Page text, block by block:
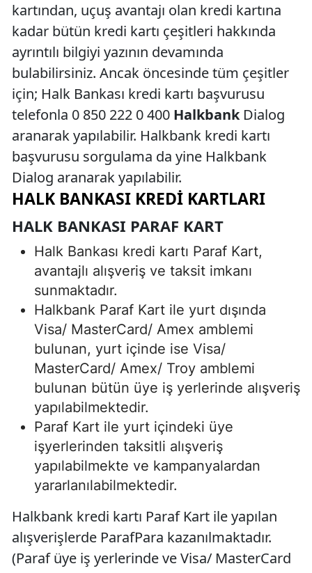
kartından, uçuş avantajı olan kredi kartına
kadar bütün kredi kartı çeşitleri hakkında
ayrıntılı bilgiyi yazının devamında
bulabilirsiniz. Ancak öncesinde tüm çeşitler
için; Halk Bankası kredi kartı başvurusu
telefonla 0 850 222 0 400 HalkbankDialog
aranarak yapılabilir. Halkbank kredi kartı
başvurusu sorgulama da yine Halkbank
Dialog aranarak yapılabilir.
HALK BANKASI KREDI KARTLARI
HALK BANKASI PARAF KART
Halk Bankası kredi kartı Paraf Kart,
avantajlı alışveriş ve taksit imkanı
sunmaktadır.
Halkbank Paraf Kart ile yurt dışında
Visa/ MasterCard/ Amex amblemi
bulunan, yurt içinde ise Visa/
MasterCard/ Amex/ Troy amblemi
bulunan bütün üye iş yerlerinde alışveriş
yapılabilmektedir.
Paraf Kart ile yurt içindeki üye
işyerlerinden taksitli alışveriş
yapılabilmekte ve kampanyalardan
yararlanılabilmektedir.
Halkbank kredi kartı Paraf Kart ile yapılan
alışverişlerde ParafPara kazanılmaktadır.
(Paraf üye iş yerlerinde ve Visa/ MasterCard